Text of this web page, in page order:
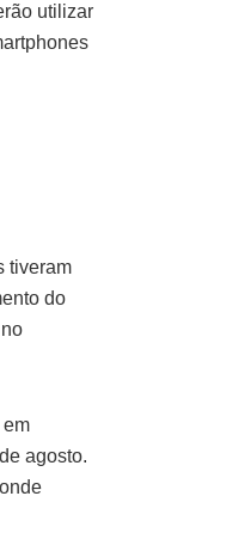
utilizar
tiveram
do
em
agosto.